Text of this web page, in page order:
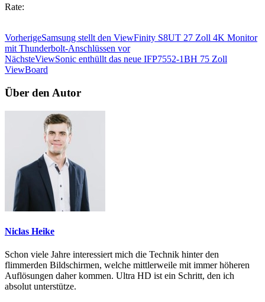
Rate:
VorherigeSamsung stellt den ViewFinity S8UT 27 Zoll 4K Monitor
mit Thunderbolt-Anschlüssen vor
NächsteViewSonic enthüllt das neue IFP7552-1BH 75 Zoll
ViewBoard
Über den Autor
Niclas Heike
Schon viele Jahre interessiert mich die Technik hinter den
flimmerden Bildschirmen, welche mittlerweile mit immer höheren
Auflösungen daher kommen. Ultra HD ist ein Schritt, den ich
absolut unterstütze.